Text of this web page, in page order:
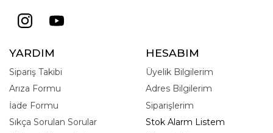
YARDIM
Sipariş Takibi
Arıza Formu
İade Formu
Sıkça Sorulan Sorular
HESABIM
Üyelik Bilgilerim
Adres Bilgilerim
Siparişlerim
Stok Alarm Listem